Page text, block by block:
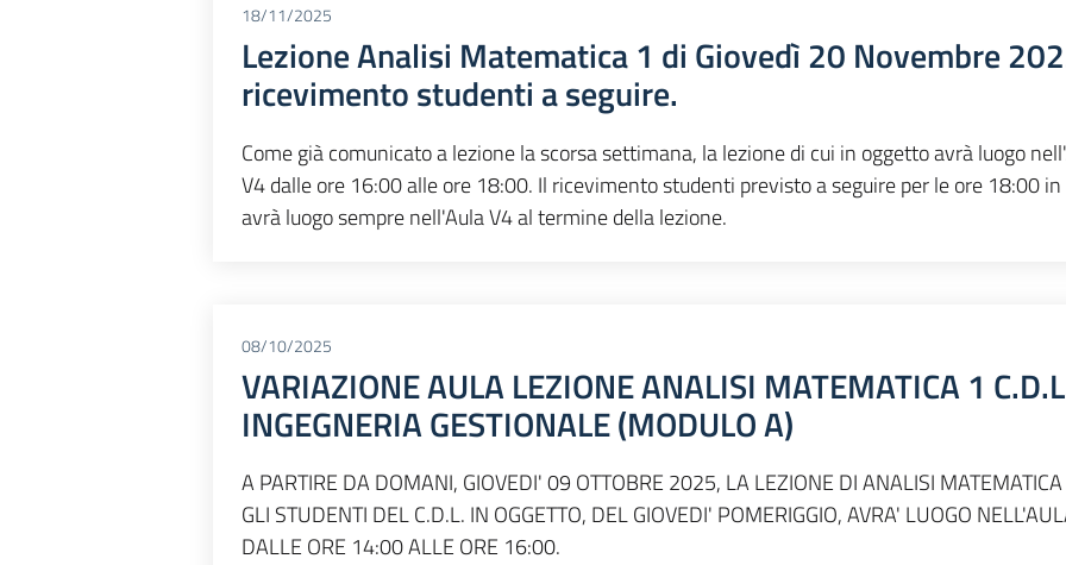
18/11/2025
Lezione Analisi Matematica 1 di Giovedì 20 Novembre
ricevimento studenti a seguire.
Come già comunicato a lezione la scorsa settimana, la lezione di cui in oggetto avrà luogo
V4 dalle ore 16:00 alle ore 18:00. Il ricevimento studenti previsto a seguire per le ore 18:00
avrà luogo sempre nell'Aula V4 al termine della lezione.
08/10/2025
VARIAZIONE AULA LEZIONE ANALISI MATEMATICA 1
INGEGNERIA GESTIONALE (MODULO A)
A PARTIRE DA DOMANI, GIOVEDI' 09 OTTOBRE 2025, LA LEZIONE DI ANALISI
GLI STUDENTI DEL C.D.L. IN OGGETTO, DEL GIOVEDI' POMERIGGIO, AVRA' LUOGO
DALLE ORE 14:00 ALLE ORE 16:00.